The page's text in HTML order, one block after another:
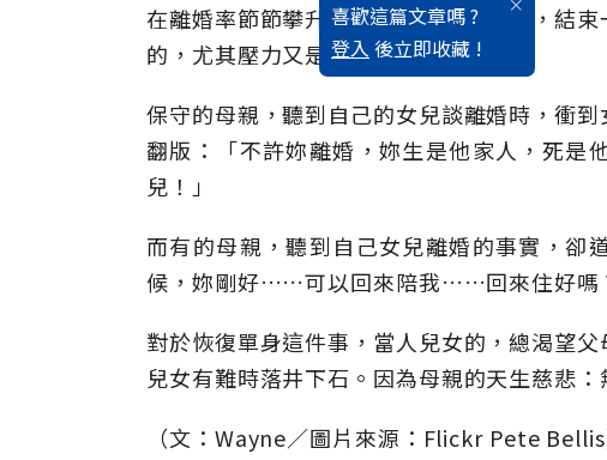
喜歡這篇文章嗎 ?
登入 後立即收藏 !
在離婚率節節攀升的社會，華人社會裡，結
的，尤其壓力又是來自面對上一代時。
保守的母親，聽到自己的女兒談離婚時，衝
翻版：「不許妳離婚，妳生是他家人，死是
兒！」
而有的母親，聽到自己女兒離婚的事實，卻
候，妳剛好……可以回來陪我……回來住好嗎
對於恢復單身這件事，當人兒女的，總渴望
兒女有難時落井下石。因為母親的天生慈悲：
（文：Wayne／圖片來源：Flickr Pete Bellis